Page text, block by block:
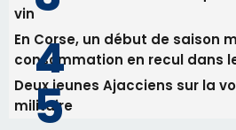
Inscrivez-vous à la newsletter de
email les infos les plus
nos meilleurs articles